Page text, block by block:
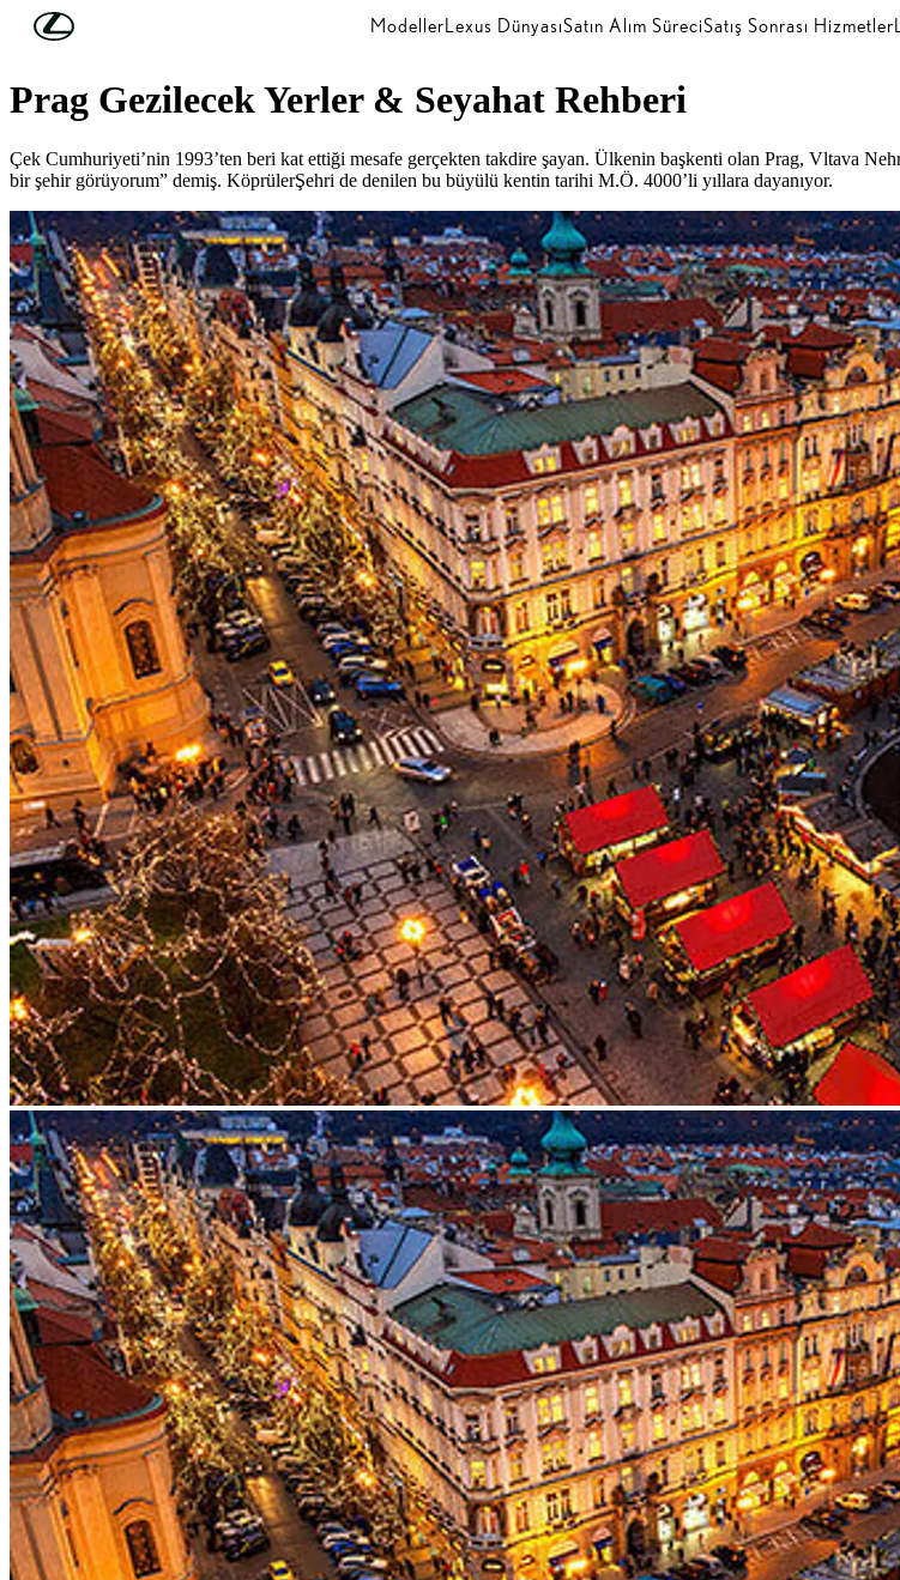
Skip to Main Content ModellerLexus DünyasıSatın Alım SüreciSatış Sonrası Hizmetler
SAFFET EMRE TONGUÇ
Prag Gezilecek Yerler & Seyahat Rehberi
Çek Cumhuriyeti’nin 1993’ten beri kat ettiği mesafe gerçekten takdire şayan. Ülkenin başkenti olan Prag, Vltava
bir şehir görüyorum” demiş. KöprülerŞehri de denilen bu büyülü kentin tarihi M.Ö. 4000’li yıllara dayanıyor.